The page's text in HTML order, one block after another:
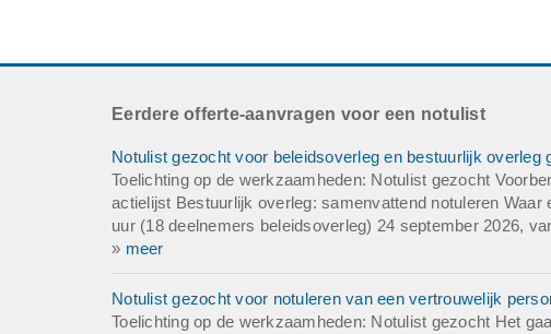
Datum van de
Locatie van de
Soort bijeenkomst:
Eerdere offerte-aanvragen voor een notulist
Notulist gezocht voor beleidsoverleg en bestuurlijk overleg
Toelichting op de werkzaamheden: Notulist gezocht
actielijst Bestuurlijk overleg: samenvattend notuleren
uur (18 deelnemers beleidsoverleg) 24 september 2026,
» meer
Notulist gezocht voor notuleren van een vertrouwelijk
Toelichting op de werkzaamheden: Notulist gezocht Het